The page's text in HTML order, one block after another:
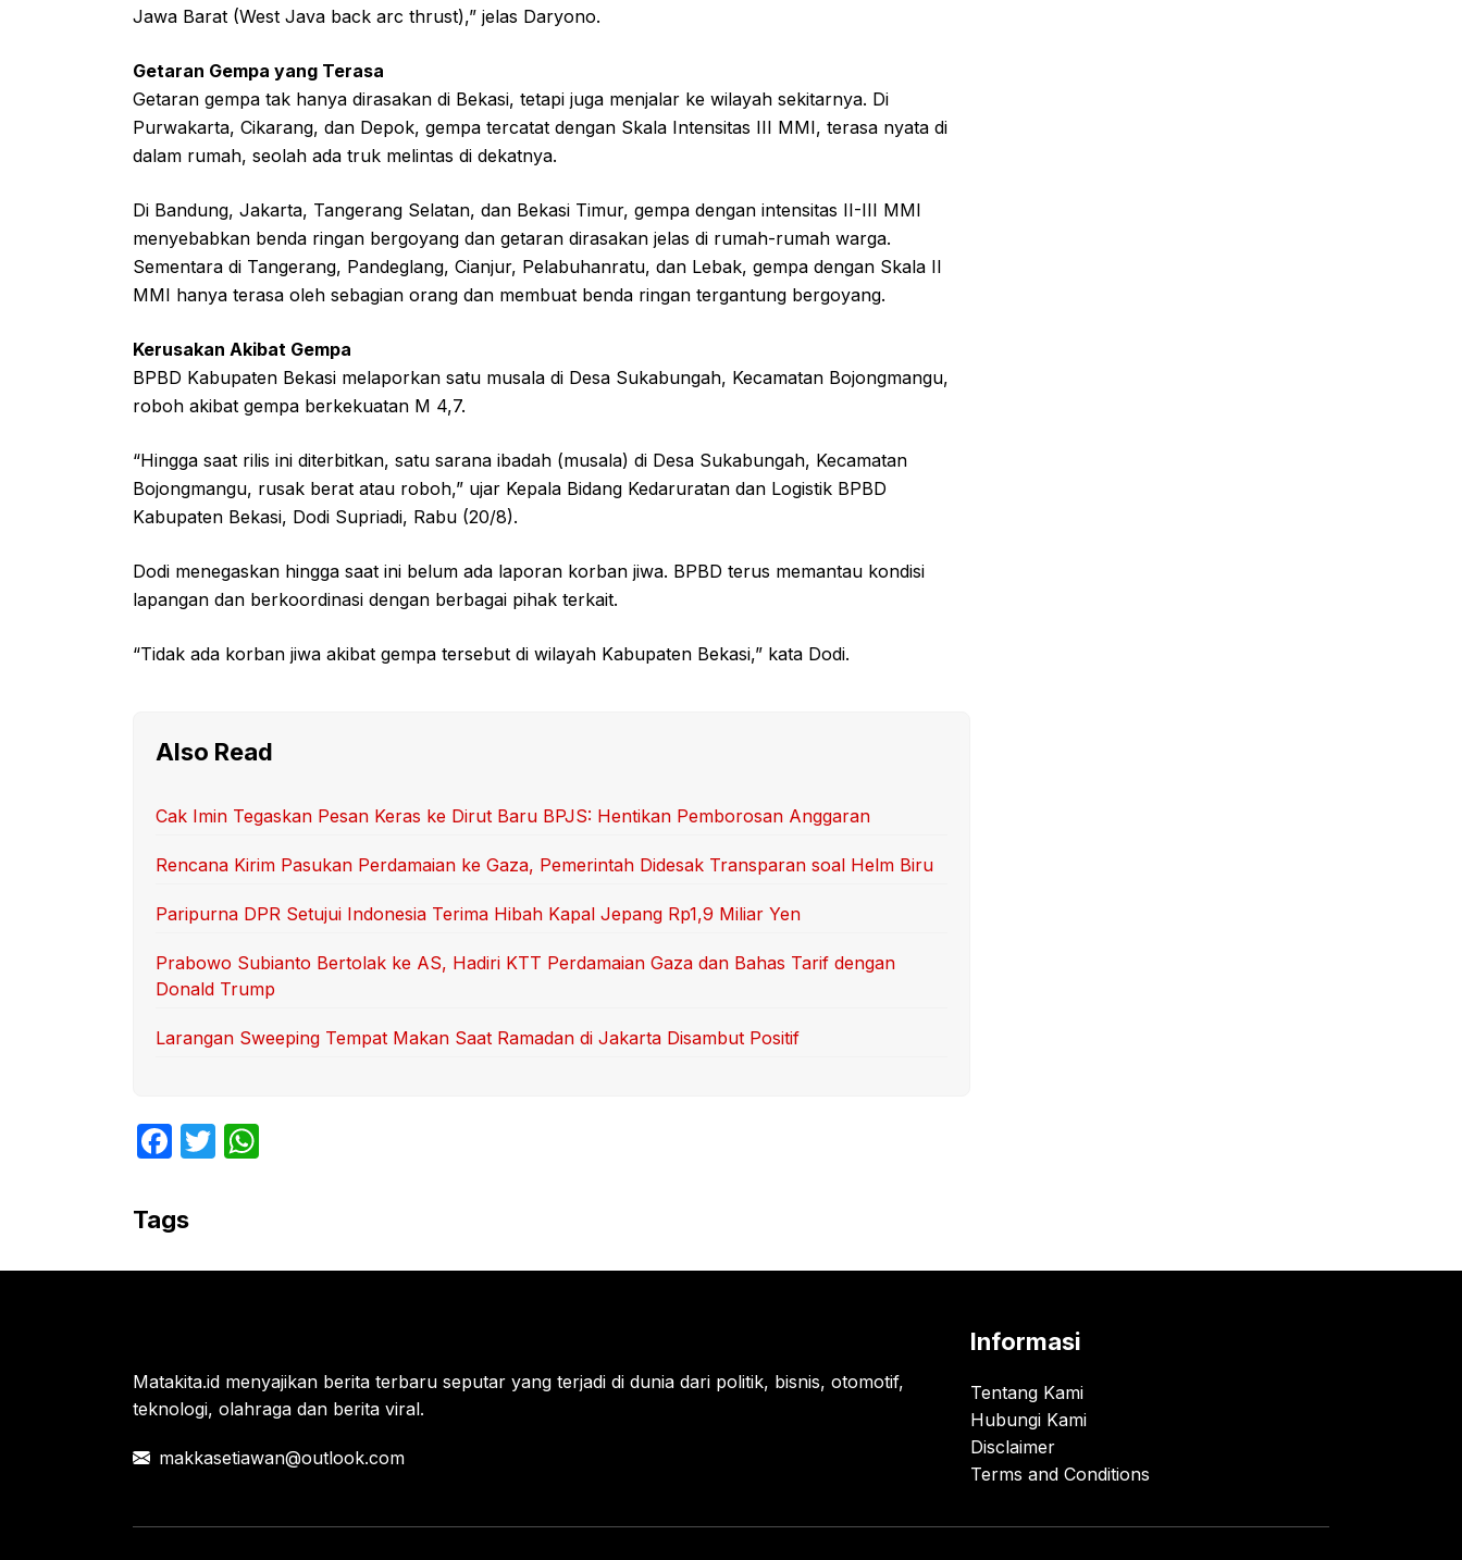
Jawa Barat (West Java back arc thrust),” jelas Daryono.
Getaran Gempa yang Terasa
Getaran gempa tak hanya dirasakan di Bekasi, tetapi juga menjalar ke wilayah sekitarnya. Di
Purwakarta, Cikarang, dan Depok, gempa tercatat dengan Skala Intensitas III MMI, terasa nyata di
dalam rumah, seolah ada truk melintas di dekatnya.
Di Bandung, Jakarta, Tangerang Selatan, dan Bekasi Timur, gempa dengan intensitas II-III MMI
menyebabkan benda ringan bergoyang dan getaran dirasakan jelas di rumah-rumah warga.
Sementara di Tangerang, Pandeglang, Cianjur, Pelabuhanratu, dan Lebak, gempa dengan Skala II
MMI hanya terasa oleh sebagian orang dan membuat benda ringan tergantung bergoyang.
Kerusakan Akibat Gempa
BPBD Kabupaten Bekasi melaporkan satu musala di Desa Sukabungah, Kecamatan Bojongmangu,
roboh akibat gempa berkekuatan M 4,7.
“Hingga saat rilis ini diterbitkan, satu sarana ibadah (musala) di Desa Sukabungah, Kecamatan
Bojongmangu, rusak berat atau roboh,” ujar Kepala Bidang Kedaruratan dan Logistik BPBD
Kabupaten Bekasi, Dodi Supriadi, Rabu (20/8).
Dodi menegaskan hingga saat ini belum ada laporan korban jiwa. BPBD terus memantau kondisi
lapangan dan berkoordinasi dengan berbagai pihak terkait.
“Tidak ada korban jiwa akibat gempa tersebut di wilayah Kabupaten Bekasi,” kata Dodi.
Also Read
Cak Imin Tegaskan Pesan Keras ke Dirut Baru BPJS: Hentikan Pemborosan Anggaran
Rencana Kirim Pasukan Perdamaian ke Gaza, Pemerintah Didesak Transparan soal Helm Biru
Paripurna DPR Setujui Indonesia Terima Hibah Kapal Jepang Rp1,9 Miliar Yen
Prabowo Subianto Bertolak ke AS, Hadiri KTT Perdamaian Gaza dan Bahas Tarif dengan
Donald Trump
Larangan Sweeping Tempat Makan Saat Ramadan di Jakarta Disambut Positif
F
c
e
b
k
T
A
Tags
Matakita.id menyajikan berita terbaru seputar yang terjadi di dunia dari politik, bisnis, otomotif,
teknologi, olahraga dan berita viral.
makkasetiawan@outlook.com
Informasi
Tentang Kami
Hubungi Kami
Disclaimer
Terms and Conditions